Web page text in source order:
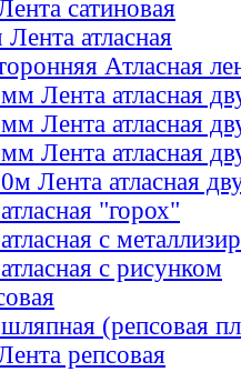
сатиновая
атласная
Атласная
Лента атласная
Лента атласная
Лента атласная
Лента атласная
"горох"
с
с рисунком
(репсовая
репсовая